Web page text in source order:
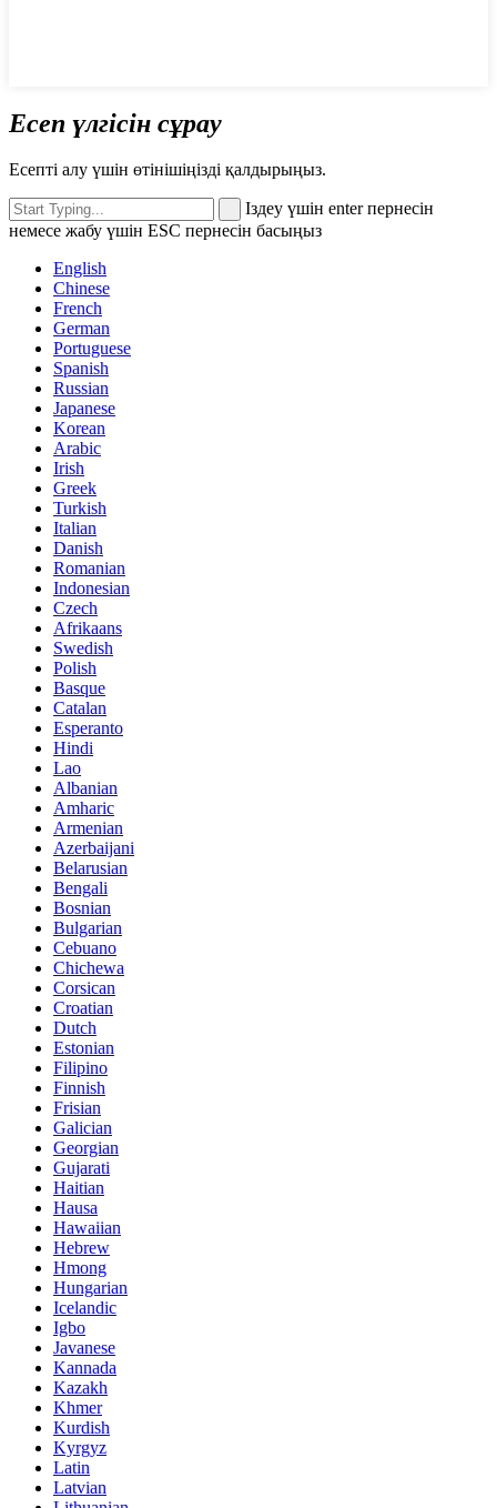
Есеп үлгісін сұрау
Есепті алу үшін өтінішіңізді қалдырыңыз.
Іздеу үшін enter пернесін
немесе жабу үшін ESC пернесін басыңыз
English
Chinese
French
German
Portuguese
Spanish
Russian
Japanese
Korean
Arabic
Irish
Greek
Turkish
Italian
Danish
Romanian
Indonesian
Czech
Afrikaans
Swedish
Polish
Basque
Catalan
Esperanto
Hindi
Lao
Albanian
Amharic
Armenian
Azerbaijani
Belarusian
Bengali
Bosnian
Bulgarian
Cebuano
Chichewa
Corsican
Croatian
Dutch
Estonian
Filipino
Finnish
Frisian
Galician
Georgian
Gujarati
Haitian
Hausa
Hawaiian
Hebrew
Hmong
Hungarian
Icelandic
Igbo
Javanese
Kannada
Kazakh
Khmer
Kurdish
Kyrgyz
Latin
Latvian